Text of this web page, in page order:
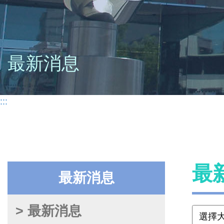
最新消息
:::
最新消息
> 最新消息
最